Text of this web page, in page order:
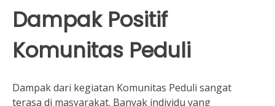
Dampak Positif
Komunitas Peduli
Dampak dari kegiatan Komunitas Peduli sangat
terasa di masyarakat. Banyak individu yang